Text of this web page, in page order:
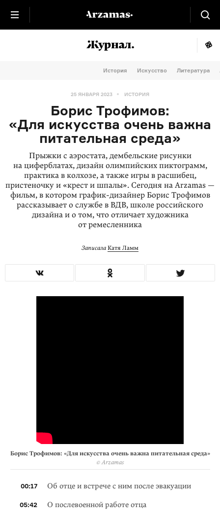
История Искусство Литература
25 ЯНВАРЯ 2023 ИСТОРИЯ
Борис Трофимов:
«Для искусства очень важна
питательная среда»
Прыжки с аэростата, дембельские рисунки
на циферблатах, дизайн олимпийских пиктограмм,
практика в колхозе, а также игры в расшибец,
пристеночку и «крест и шпалы». Сегодня на Arzamas —
фильм, в котором график-дизайнер Борис Трофимов
рассказывает о службе в ВДВ, школе российского
дизайна и о том, что отличает художника
от ремесленника
Записала Катя Ламм
Борис Трофимов: «Для искусства очень важна питательная среда»
© Arzamas
00:17 Об отце и встрече с ним после эвакуации
05:42 О послевоенной работе отца